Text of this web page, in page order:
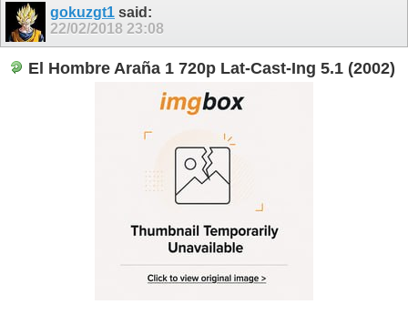
gokuzgt1 said:
22/02/2018 23:08
El Hombre Araña 1 720p Lat-Cast-Ing 5.1 (2002)